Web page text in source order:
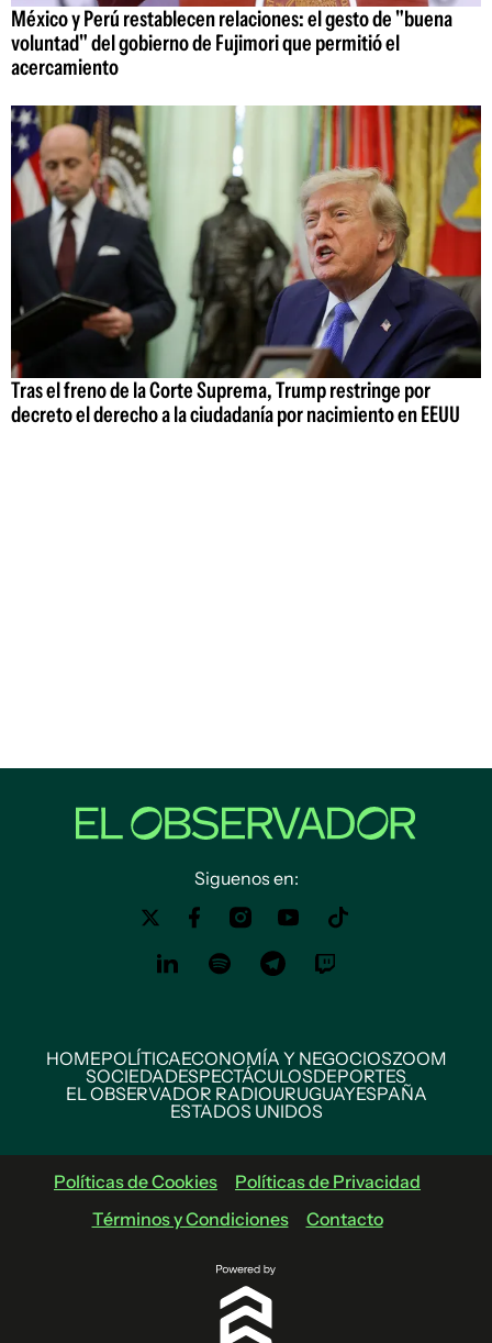
México y Perú restablecen relaciones: el gesto de "buena
voluntad" del gobierno de Fujimori que permitió el
acercamiento
Tras el freno de la Corte Suprema, Trump restringe por
decreto el derecho a la ciudadanía por nacimiento en EEUU
Siguenos en:
HOMEPOLÍTICAECONOMÍA Y NEGOCIOSZOOM
SOCIEDADESPECTÁCULOSDEPORTES
EL OBSERVADOR RADIOURUGUAYESPAÑA
ESTADOS UNIDOS
Políticas de Cookies
Políticas de Privacidad
Términos y Condiciones
Contacto